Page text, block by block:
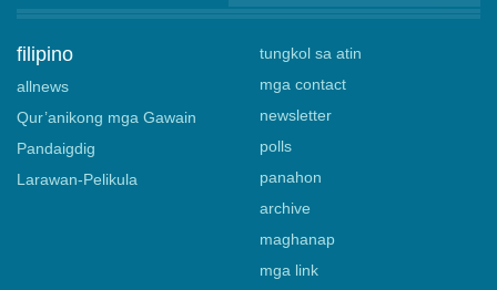
filipino
allnews
Qur’anikong mga Gawain
Pandaigdig
Larawan-Pelikula
tungkol sa atin
mga contact
newsletter
polls
panahon
archive
maghanap
mga link